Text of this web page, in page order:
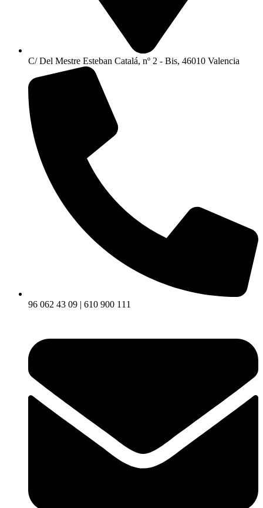
C/ Del Mestre Esteban Catalá, nº 2 - Bis, 46010 Valencia
96 062 43 09 | 610 900 111